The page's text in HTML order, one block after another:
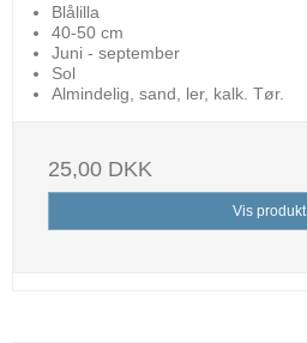
Blålilla
40-50 cm
Juni - september
Sol
Almindelig, sand, ler, kalk. Tør.
25,00 DKK
Vis produkt